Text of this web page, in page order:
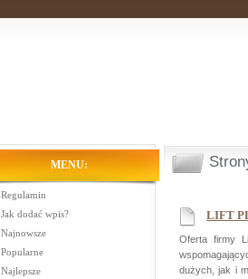
MENU:
Regulamin
Jak dodać wpis?
Najnowsze
Popularne
Najlepsze
LIFT
Oferta firmy
dużych, jak i